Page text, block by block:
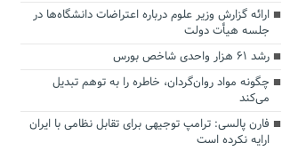
ارائه گزارش وزیر علوم درباره اعتراضات دانشگاه‌ها در
جلسه هیأت دولت
رشد ۶۱ هزار واحدی شاخص بورس
چگونه مواد روان‌گردان، خاطره را به توهم تبدیل
می‌کند
فارن پالسی: ترامپ توجیهی برای تقابل نظامی با ایران
ارایه نکرده است